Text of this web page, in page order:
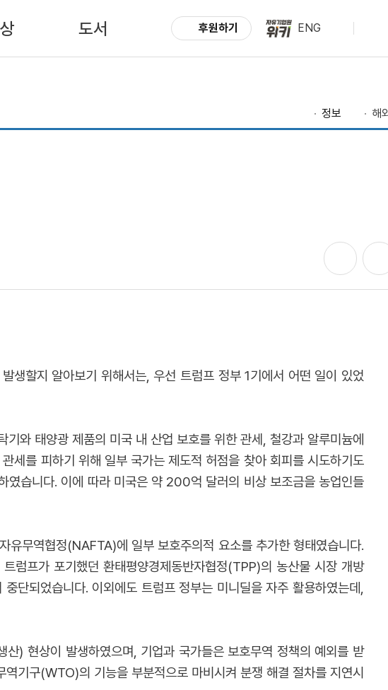
도서 후원하기 ENG
정보 해
할지 알아보기 위해서는, 우선 트럼프 정부 1기에서 어떤 일이 있었
와 태양광 제품의 미국 내 산업 보호를 위한 관세, 철강과 알루미늄에
세를 피하기 위해 일부 국가는 제도적 허점을 찾아 회피를 시도하기도
였습니다. 이에 따라 미국은 약 200억 달러의 비상 보조금을 농업인들
무역협정(NAFTA)에 일부 보호주의적 요소를 추가한 형태였습니다.
럼프가 포기했던 환태평양경제동반자협정(TPP)의 농산물 시장 개방
단되었습니다. 이외에도 트럼프 정부는 미니딜을 자주 활용하였는데,
) 현상이 발생하였으며, 기업과 국가들은 보호무역 정책의 예외를 받
기구(WTO)의 기능을 부분적으로 마비시켜 분쟁 해결 절차를 지연시